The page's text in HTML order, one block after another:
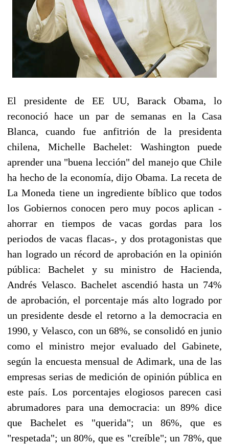
El presidente de EE UU, Barack Obama, lo
reconoció hace un par de semanas en la Casa
Blanca, cuando fue anfitrión de la presidenta
chilena, Michelle Bachelet: Washington puede
aprender una "buena lección" del manejo que Chile
ha hecho de la economía, dijo Obama. La receta de
La Moneda tiene un ingrediente bíblico que todos
los Gobiernos conocen pero muy pocos aplican -
ahorrar en tiempos de vacas gordas para los
periodos de vacas flacas-, y dos protagonistas que
han logrado un récord de aprobación en la opinión
pública: Bachelet y su ministro de Hacienda,
Andrés Velasco. Bachelet ascendió hasta un 74%
de aprobación, el porcentaje más alto logrado por
un presidente desde el retorno a la democracia en
1990, y Velasco, con un 68%, se consolidó en junio
como el ministro mejor evaluado del Gabinete,
según la encuesta mensual de Adimark, una de las
empresas serias de medición de opinión pública en
este país. Los porcentajes elogiosos parecen casi
abrumadores para una democracia: un 89% dice
que Bachelet es "querida"; un 86%, que es
"respetada"; un 80%, que es "creíble"; un 78%, que